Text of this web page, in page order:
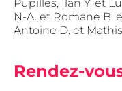
Pupilles, Ilan Y. et
N-A. et Romane B.
Antoine D. et
Rendez-